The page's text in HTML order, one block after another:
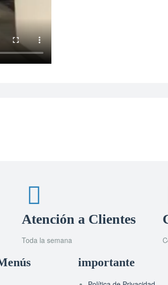
Atención a Clientes
Toda la semana
importante